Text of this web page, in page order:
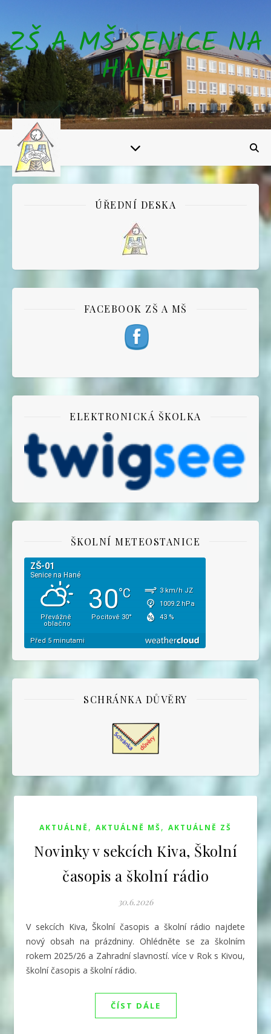
ZŠ A MŠ SENICE NA
HANÉ
ÚŘEDNÍ DESKA
FACEBOOK ZŠ A MŠ
ELEKTRONICKÁ ŠKOLKA
ŠKOLNÍ METEOSTANICE
SCHRÁNKA DŮVĚRY
AKTUÁLNĚ , AKTUÁLNĚ MŠ, AKTUÁLNĚ ZŠ
Novinky v sekcích Kiva, Školní
časopis a školní rádio
30.6.2026
V sekcích Kiva, Školní časopis a školní rádio najdete
nový obsah na prázdniny. Ohlédněte se za školním
rokem 2025/26 a Zahradní slavností. více v Rok s Kivou,
školní časopis a školní rádio.
ČÍST DÁLE